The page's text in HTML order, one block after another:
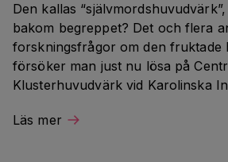
Den kallas
bakom begreppet? Det och flera
forskningsfrågor om den fruktade
försöker man just nu lösa på
Klusterhuvudvärk vid Karolinska
Läs mer